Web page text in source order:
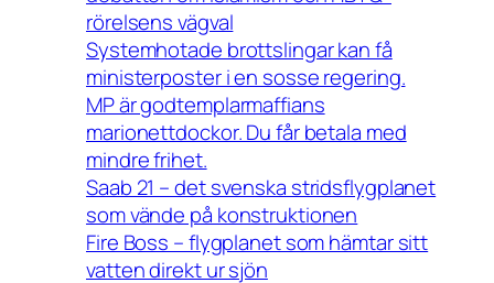
rörelsens vägval
Systemhotade brottslingar kan få
ministerposter i en sosse regering.
MP är godtemplarmaffians
marionettdockor. Du får betala med
mindre frihet.
Saab 21 – det svenska stridsflygplanet
som vände på konstruktionen
Fire Boss – flygplanet som hämtar sitt
vatten direkt ur sjön